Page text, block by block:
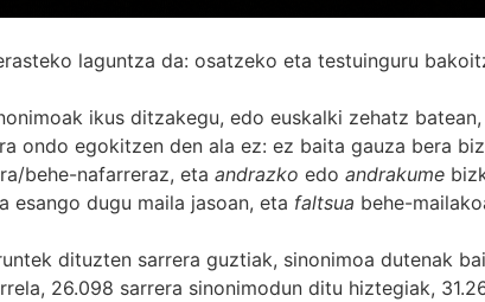
laguntza da: osatzeko eta testuinguru
ikus ditzakegu, edo euskalki zehatz
ondo egokitzen den ala ez: ez baita gauza bera
behe-nafarreraz, eta andrazko edo andrakume
esango dugu maila jasoan, eta faltsua behe-
dituzten sarrera guztiak, sinonimoa dutenak
26.098 sarrera sinonimodun ditu hiztegiak,